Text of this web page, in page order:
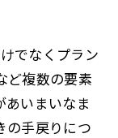
でなくプラン
ど複数の要素
あいまいなま
の手戻りにつ